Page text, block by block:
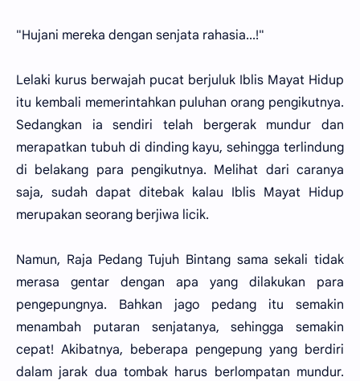
"Hujani mereka dengan senjata rahasia...!"
Lelaki kurus berwajah pucat berjuluk Iblis Mayat Hidup
itu kembali memerintahkan puluhan orang pengikutnya.
Sedangkan ia sendiri telah bergerak mundur dan
merapatkan tubuh di dinding kayu, sehingga terlindung
di belakang para pengikutnya. Melihat dari caranya
saja, sudah dapat ditebak kalau Iblis Mayat Hidup
merupakan seorang berjiwa licik.
Namun, Raja Pedang Tujuh Bintang sama sekali tidak
merasa gentar dengan apa yang dilakukan para
pengepungnya. Bahkan jago pedang itu semakin
menambah putaran senjatanya, sehingga semakin
cepat! Akibatnya, beberapa pengepung yang berdiri
dalam jarak dua tombak harus berlompatan mundur.